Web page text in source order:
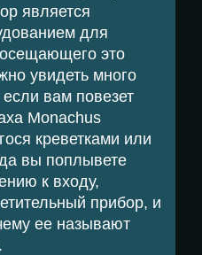
является
для
это
увидеть много
если вам повезет
Мonachus
креветками или
вы поплывете
к входу,
прибор, и
ее называют